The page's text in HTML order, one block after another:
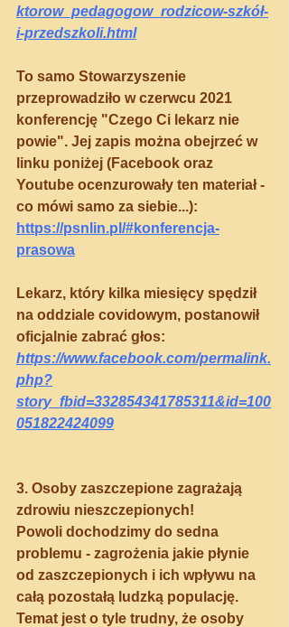
ktorow_pedagogow_rodzicow-szkół-
i-przedszkoli.html
To samo Stowarzyszenie
przeprowadziło w czerwcu 2021
konferencję "Czego Ci lekarz nie
powie". Jej zapis można obejrzeć w
linku poniżej (Facebook oraz
Youtube ocenzurowały ten materiał -
co mówi samo za siebie...):
https://psnlin.pl/#konferencja-
prasowa
Lekarz, który kilka miesięcy spędził
na oddziale covidowym, postanowił
oficjalnie zabrać głos:
https://www.facebook.com/permalink.
php?
story_fbid=332854341785311&id=100
051822424099
3. Osoby zaszczepione zagrażają
zdrowiu nieszczepionych!
Powoli dochodzimy do sedna
problemu - zagrożenia jakie płynie
od zaszczepionych i ich wpływu na
całą pozostałą ludzką populację.
Temat jest o tyle trudny, że osoby